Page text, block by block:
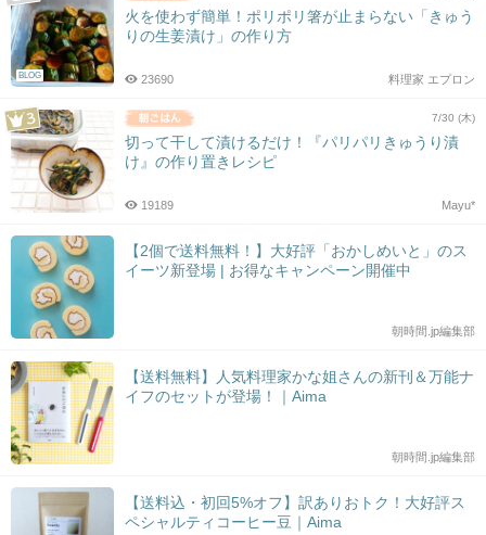
BLOG
火を使わず簡単！ポリポリ箸が止まらない「きゅう
りの生姜漬け」の作り方
料理家 エプロン
23690
7/30 (木)
切って干して漬けるだけ！『パリパリきゅうり漬
け』の作り置きレシピ
Mayu*
19189
【2個で送料無料！】大好評「おかしめいと」のス
イーツ新登場 | お得なキャンペーン開催中
朝時間.jp編集部
【送料無料】人気料理家かな姐さんの新刊＆万能ナ
イフのセットが登場！｜Aima
朝時間.jp編集部
【送料込・初回5%オフ】訳ありおトク！大好評ス
ペシャルティコーヒー豆｜Aima